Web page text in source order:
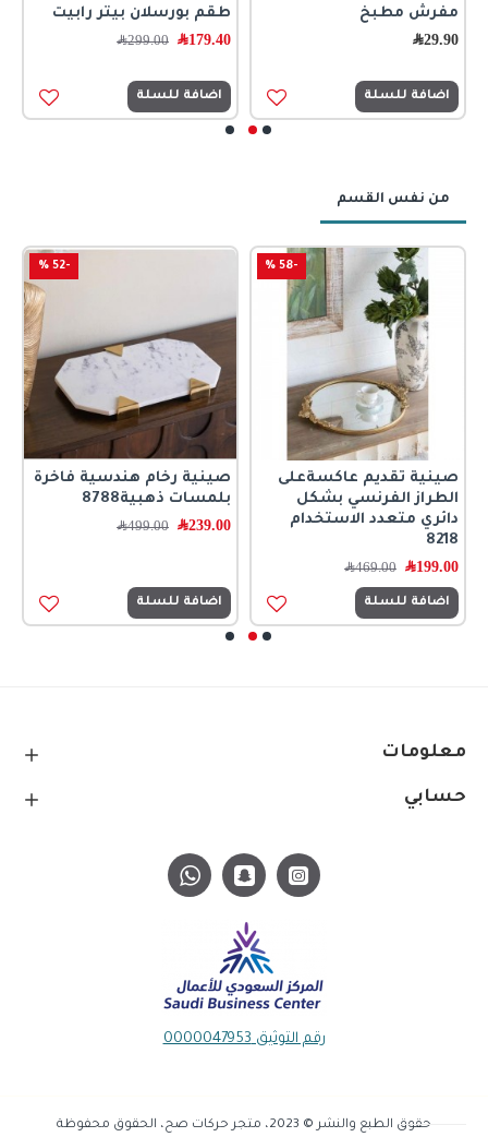
مفرش مطبخ
29.90﷼
اضافة للسلة
طقم بورسلان بيتر رابيت
179.40﷼ 299.00﷼
اضافة للسلة
من نفس القسم
-58 %
صينية تقديم عاكسةعلى
الطراز الفرنسي بشكل
دائري متعدد الاستخدام
8218
199.00﷼ 469.00﷼
اضافة للسلة
-52 %
صينية رخام هندسية فاخرة
بلمسات ذهبية8788
239.00﷼ 499.00﷼
اضافة للسلة
معلومات
حسابي
رقم التوثيق 0000047953
حقوق الطبع والنشر © 2023، متجر حركات صح، الحقوق محفوظة